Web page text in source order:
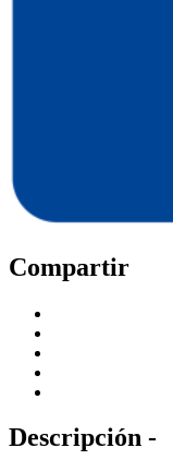
Compartir
Descripción -